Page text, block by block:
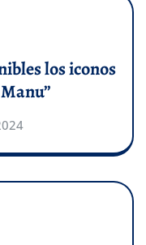
los iconos